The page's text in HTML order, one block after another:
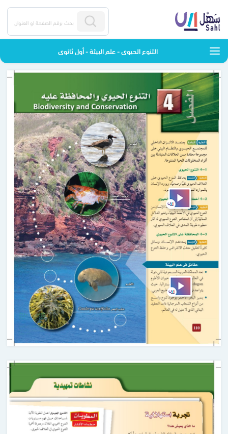
التنوع الحيوي - علم البيئة - أول ثانوي